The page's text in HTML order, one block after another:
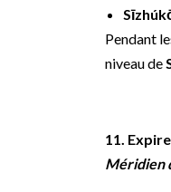
Pendant
niveau de
11.
Méridien